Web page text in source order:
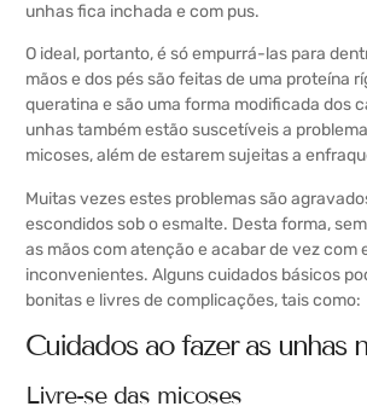
unhas fica inchada e com pus.
O ideal, portanto, é só empurrá-las para
mãos e dos pés são feitas de uma proteína
queratina e são uma forma modificada dos
unhas também estão suscetíveis a
micoses, além de estarem sujeitas a
Muitas vezes estes problemas são
escondidos sob o esmalte. Desta forma,
as mãos com atenção e acabar de vez com
inconvenientes. Alguns cuidados básicos
bonitas e livres de complicações, tais como:
Cuidados ao fazer as unhas
Livre-se das micoses